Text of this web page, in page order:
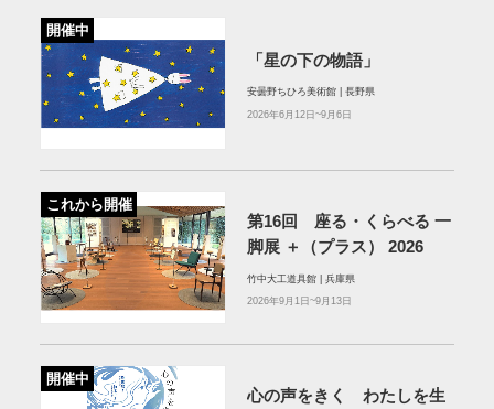
開催中
「星の下の物語」
安曇野ちひろ美術館 | 長野県
2026年6月12日~9月6日
これから開催
第16回 座る・くらべる 一
脚展 ＋（プラス） 2026
竹中大工道具館 | 兵庫県
2026年9月1日~9月13日
開催中
心の声をきく わたしを生